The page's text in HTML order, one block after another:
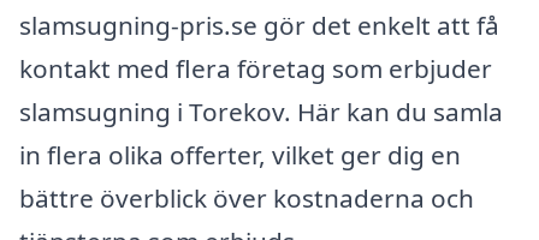
slamsugning-pris.se gör det enkelt att få
kontakt med flera företag som erbjuder
slamsugning i Torekov. Här kan du samla
in flera olika offerter, vilket ger dig en
bättre överblick över kostnaderna och